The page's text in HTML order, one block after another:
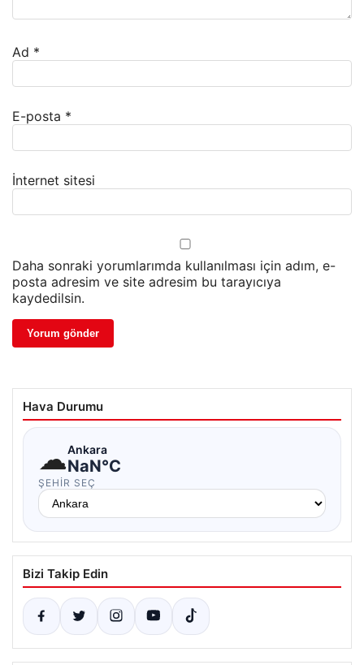
Ad *
E-posta *
İnternet sitesi
Daha sonraki yorumlarımda kullanılması için adım, e-
posta adresim ve site adresim bu tarayıcıya
kaydedilsin.
Hava Durumu
☁Ankara
NaN°C
ŞEHIR SEÇ
Bizi Takip Edin